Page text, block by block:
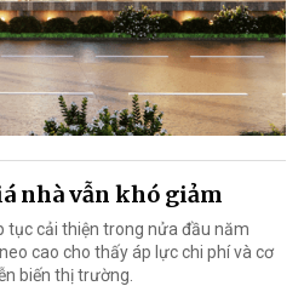
nhà vẫn khó giảm
tục cải thiện trong nửa đầu năm
cao cho thấy áp lực chi phí và cơ
biến thị trường.